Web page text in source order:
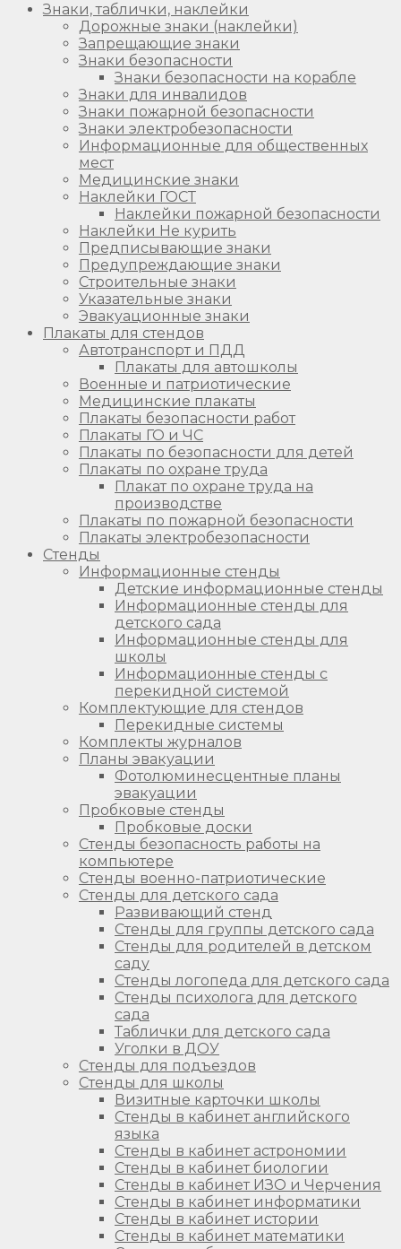
Знаки, таблички, наклейки
Дорожные знаки (наклейки)
Запрещающие знаки
Знаки безопасности
Знаки безопасности на корабле
Знаки для инвалидов
Знаки пожарной безопасности
Знаки электробезопасности
Информационные для общественных
мест
Медицинские знаки
Наклейки ГОСТ
Наклейки пожарной безопасности
Наклейки Не курить
Предписывающие знаки
Предупреждающие знаки
Строительные знаки
Указательные знаки
Эвакуационные знаки
Плакаты для стендов
Автотранспорт и ПДД
Плакаты для автошколы
Военные и патриотические
Медицинские плакаты
Плакаты безопасности работ
Плакаты ГО и ЧС
Плакаты по безопасности для детей
Плакаты по охране труда
Плакат по охране труда на
производстве
Плакаты по пожарной безопасности
Плакаты электробезопасности
Стенды
Информационные стенды
Детские информационные стенды
Информационные стенды для
детского сада
Информационные стенды для
школы
Информационные стенды с
перекидной системой
Комплектующие для стендов
Перекидные системы
Комплекты журналов
Планы эвакуации
Фотолюминесцентные планы
эвакуации
Пробковые стенды
Пробковые доски
Стенды безопасность работы на
компьютере
Стенды военно-патриотические
Стенды для детского сада
Развивающий стенд
Стенды для группы детского сада
Стенды для родителей в детском
саду
Стенды логопеда для детского сада
Стенды психолога для детского
сада
Таблички для детского сада
Уголки в ДОУ
Стенды для подъездов
Стенды для школы
Визитные карточки школы
Стенды в кабинет английского
языка
Стенды в кабинет астрономии
Стенды в кабинет биологии
Стенды в кабинет ИЗО и Черчения
Стенды в кабинет информатики
Стенды в кабинет истории
Стенды в кабинет математики